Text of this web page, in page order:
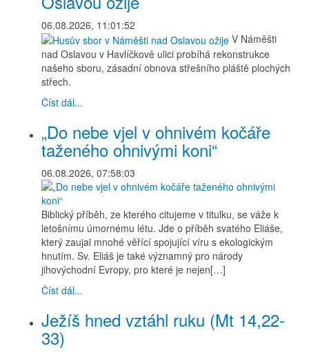
06.08.2026, 11:01:52
V Náměšti
nad Oslavou v Havlíčkově ulici probíhá rekonstrukce
našeho sboru, zásadní obnova střešního pláště plochých
střech.
Číst dál...
„Do nebe vjel v ohnivém kočáře
taženého ohnivými koni“
06.08.2026, 07:58:03
Biblický příběh, ze kterého citujeme v titulku, se váže k
letošnímu úmornému létu. Jde o příběh svatého Eliáše,
který zaujal mnohé věřící spojující víru s ekologickým
hnutím. Sv. Eliáš je také významný pro národy
jihovýchodní Evropy, pro které je nejen[…]
Číst dál...
Ježíš hned vztáhl ruku (Mt 14,22-
33)